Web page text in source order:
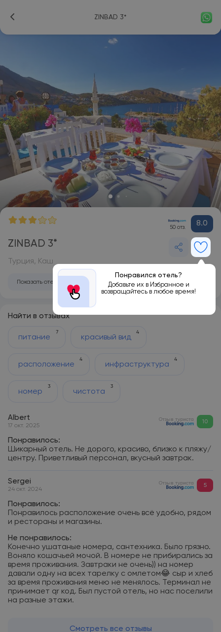
ZINBAD 3*
50 отз. 8.0
ZINBAD 3*
Понравился отель?
Добавьте их в Избранное и
возвращайтесь в любое время!
Турция, Каш
Показать отель на карте
Найти в отзывах
питание
7
красивый вид
4
расположение
4
инфраструктура
4
номер
3
чистота
3
Albert
17 окт. 2025
Отзыв туриста 10
Понравилось:
Шикарный отель. Не дорого, красиво, близко к пляжу/
центру. Приветливый персонал, вкусный завтрак.
Sergei
24 окт. 2024
Отзыв туриста 5
Понравилось:
Понравилось расположение очень всё удобно, рядом
и рестораны и магазины.
Не понравилось:
Конечно ушатаные номера, сантехника. Было грязно.
Воняло кошачьей мочой. В номере не прибирались за
время проживания. Завтраки не очень)) на номер
давали одну на всех тарелку с омлетом😂 сыр и хлеб
за время проживания меню не менялось. Терминал не
принимает qr код. Был пустой отель, но нас поселили
на разные этажи.
Смотреть все отзывы